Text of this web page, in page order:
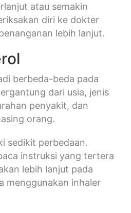
atau semakin
diri ke dokter
lebih lanjut.
berbeda-beda pada
dari usia, jenis
penyakit, dan
orang.
sedikit perbedaan.
instruksi yang tertera
lebih lanjut pada
menggunakan inhaler